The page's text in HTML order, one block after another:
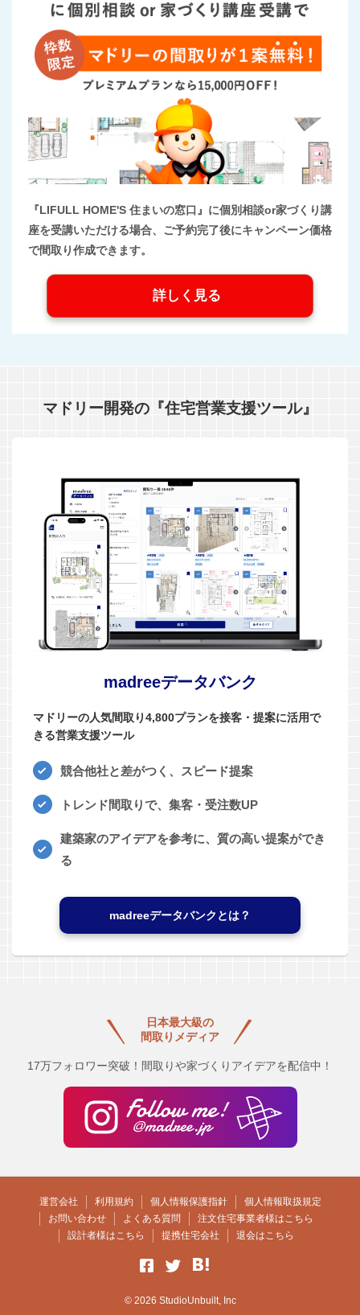
『LIFULL HOME'S 住まいの窓口』に個別相談or家づくり講
座を受講いただける場合、ご予約完了後にキャンペーン価格
で間取り作成できます。
詳しく見る
マドリー開発の『住宅営業支援ツール』
madreeデータバンク
マドリーの人気間取り4,800プランを接客・提案に活用で
きる営業支援ツール
競合他社と差がつく、スピード提案
トレンド間取りで、集客・受注数UP
建築家のアイデアを参考に、質の高い提案ができ
る
madreeデータバンクとは？
日本最大級の
間取りメディア
17万フォロワー突破！間取りや家づくりアイデアを配信中！
運営会社 利用規約 個人情報保護指針
個人情報取扱規定
お問い合わせ
よくある質問
注文住宅事業者様はこちら
設計者様はこちら
提携住宅会社 退会はこちら
© 2026 StudioUnbuilt, Inc